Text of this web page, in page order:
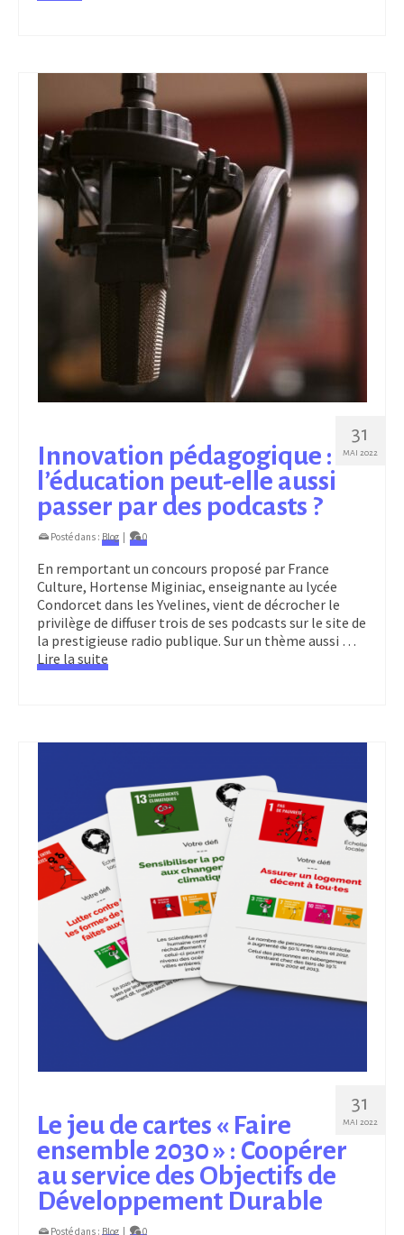
31
MAI 2022
Innovation pédagogique :
l’éducation peut-elle aussi
passer par des podcasts ?
Posté dans : Blog 0
En remportant un concours proposé par France
Culture, Hortense Miginiac, enseignante au lycée
Condorcet dans les Yvelines, vient de décrocher le
privilège de diffuser trois de ses podcasts sur le site de
la prestigieuse radio publique. Sur un thème aussi …
Lire la suite
31
MAI 2022
Le jeu de cartes « Faire
ensemble 2030 » : Coopérer
au service des Objectifs de
Développement Durable
Posté dans : Blog 0